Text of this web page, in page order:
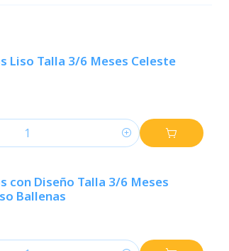
Liso Talla 3/6 Meses Celeste
con Diseño Talla 3/6 Meses
Ballenas